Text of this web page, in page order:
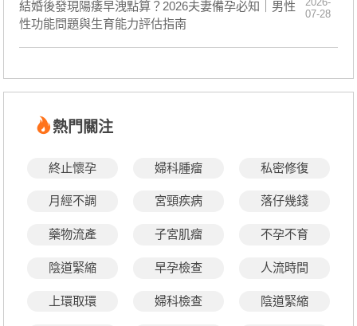
結婚後發現陽痿早洩點算？2026夫妻備孕必知｜男性
性功能問題與生育能力評估指南
07-28
熱門關注
終止懷孕 婦科腫瘤 私密修復
月經不調 宮頸疾病 落仔幾錢
藥物流產 子宮肌瘤 不孕不育
陰道緊縮 早孕檢查 人流時間
上環取環 婦科檢查 陰道緊縮